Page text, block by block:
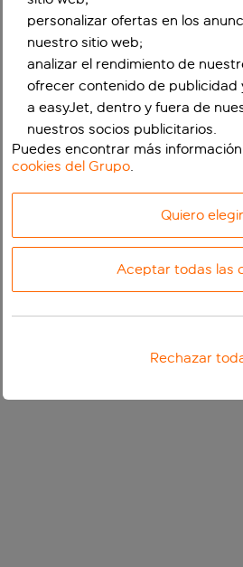
personalizar ofertas en los
nuestro sitio web;
analizar el rendimiento de
ofrecer contenido de
a easyJet, dentro y fuera de
nuestros socios publicitarios.
Puedes encontrar más
cookies del Grupo.
Quiero elegir
Aceptar todas las
Rechazar